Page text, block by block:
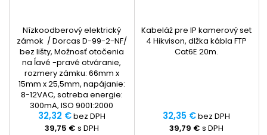
Nízkoodberový elektrický
zámok / Dorcas D-99-2-NF/
bez lišty, Možnosť otočenia
na ĺavé -pravé otváranie,
rozmery zámku: 66mm x
15mm x 25,5mm, napájanie:
8-12VAC, sotreba energie:
300mA, ISO 9001:2000
32,32 €bez DPH
39,75 € s DPH
Kabeláž pre IP kamerový set
4 Hikvison, dlžka kábla FTP
Cat6E 20m.
32,35 €bez DPH
39,79 € s DPH